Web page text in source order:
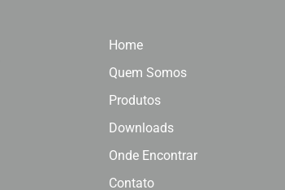
Home
Quem Somos
Produtos
Downloads
Onde Encontrar
Contato